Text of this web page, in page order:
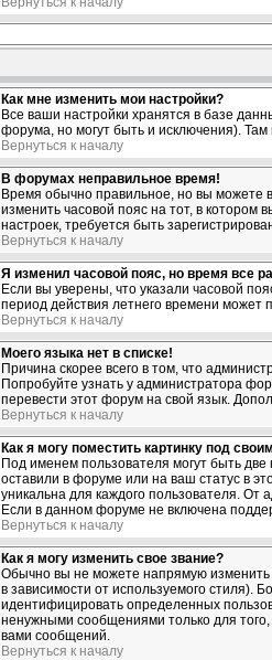
Как мне изменить мои настройки?
Все ваши настройки хранятся в базе
форума, но могут быть и исключения).
Вернуться к началу
В форумах неправильное время!
Время обычно правильное, но вы можете
изменить часовой пояс на тот, в котором
настроек, требуется быть
Вернуться к началу
Я изменил часовой пояс, но время все
Если вы уверены, что указали часовой
период действия летнего времени может
Вернуться к началу
Моего языка нет в списке!
Причина скорее всего в том, что
Попробуйте узнать у администратора
перевести этот форум на свой язык.
Вернуться к началу
Как я могу поместить картинку под
Под именем пользователя могут быть
оставили в форуме или на ваш статус в
уникальна для каждого пользователя. От
Если в данном форуме не включена
Вернуться к началу
Как я могу изменить свое звание?
Обычно вы не можете напрямую
в зависимости от используемого стиля).
идентифицировать определенных
ненужными сообщениями только для
вами сообщений.
Вернуться к началу